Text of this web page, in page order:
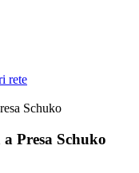
rete
Schuko
Presa Schuko